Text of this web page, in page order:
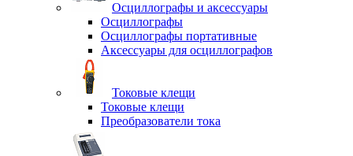
Осциллографы и аксессуары
Осциллографы
Осциллографы портативные
Аксессуары для осциллографов
Токовые клещи
Токовые клещи
Преобразователи тока